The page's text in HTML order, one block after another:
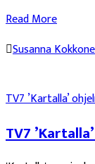
Read More
Susanna
TV7 ’Kartalla’
TV7